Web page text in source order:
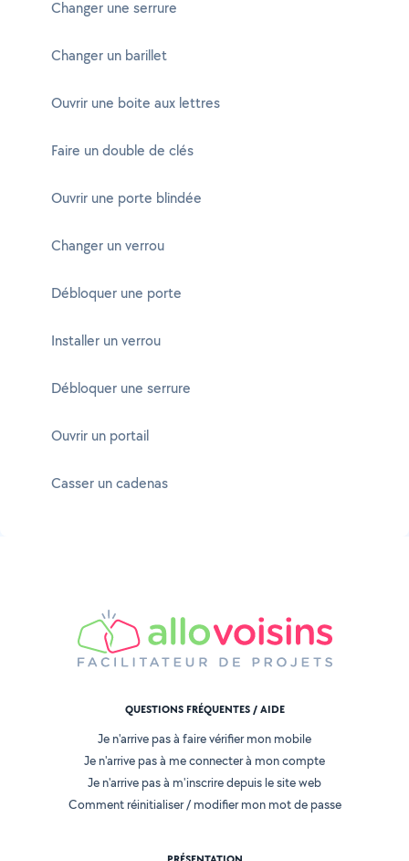
Changer une serrure
Changer un barillet
Ouvrir une boite aux lettres
Faire un double de clés
Ouvrir une porte blindée
Changer un verrou
Débloquer une porte
Installer un verrou
Débloquer une serrure
Ouvrir un portail
Casser un cadenas
QUESTIONS FRÉQUENTES / AIDE
Je n'arrive pas à faire vérifier mon mobile
Je n'arrive pas à me connecter à mon compte
Je n'arrive pas à m'inscrire depuis le site web
Comment réinitialiser / modifier mon mot de passe